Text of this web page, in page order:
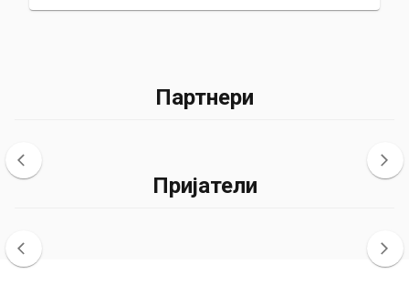
Партнери
Пријатели